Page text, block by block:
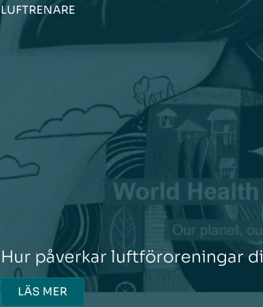
LUFTRENARE
Hur påverkar luftföroreningar
LÄS MER